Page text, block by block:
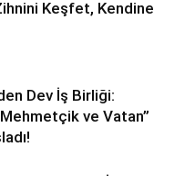
Keşfet, Kendine
Dev İş Birliği:
Mehmetçik ve Vatan”